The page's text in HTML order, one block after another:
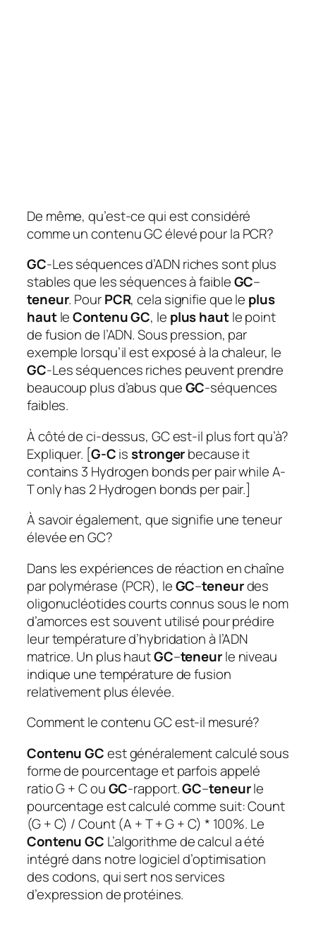
De même, qu’est-ce qui est considéré
comme un contenu GC élevé pour la PCR?
GC-Les séquences d’ADN riches sont plus
stables que les séquences à faibleGC–
teneur. PourPCR, cela signifie que le plus
hautleContenu GC, le plus hautle point
de fusion de l’ADN. Sous pression, par
exemple lorsqu’il est exposé à la chaleur, le
GC-Les séquences riches peuvent prendre
beaucoup plus d’abus queGC-séquences
faibles.
À côté de ci-dessus, GC est-il plus fort qu’à?
Expliquer. [G-Cisstrongerbecause it
contains 3 Hydrogen bonds per pair while A-
T only has 2 Hydrogen bonds per pair.]
À savoir également, que signifie une teneur
élevée en GC?
Dans les expériences de réaction en chaîne
par polymérase (PCR), leGC–teneurdes
oligonucléotides courts connus sous le nom
d’amorces est souvent utilisé pour prédire
leur température d’hybridation à l’ADN
matrice. Un plus hautGC–teneurle niveau
indique une température de fusion
relativement plus élevée.
Comment le contenu GC est-il mesuré?
Contenu GCest généralement calculé sous
forme de pourcentage et parfois appelé
ratio G + C ouGC-rapport.GC–teneurle
pourcentage est calculé comme suit: Count
(G + C) / Count (A + T + G + C) * 100%. Le
Contenu GC L’algorithme de calcul a été
intégré dans notre logiciel d’optimisation
des codons, qui sert nos services
d’expression de protéines.